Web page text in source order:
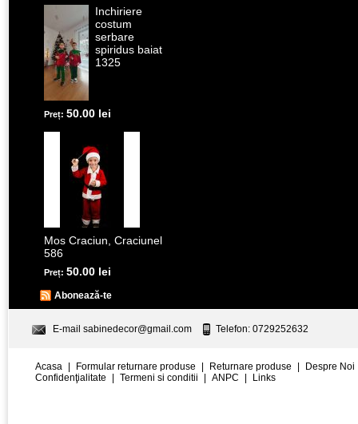
Inchiriere
costum
serbare
spiridus baiat
1325
Preț: 50.00 lei
Mos Craciun, Craciunel
586
Preț: 50.00 lei
Abonează-te
E-mail sabinedecor@gmail.com Telefon: 0729252632
Acasa Formular returnare produse Returnare produse
Despre Noi
Confidenţialitate
Termeni si conditii ANPC Links